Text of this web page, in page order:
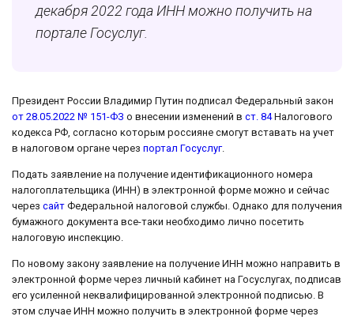
декабря 2022 года ИНН можно получить на
портале Госуслуг.
Президент России Владимир Путин подписал Федеральный закон
от 28.05.2022 № 151-ФЗ о внесении изменений в ст. 84Налогового
кодекса РФ, согласно которым россияне смогут вставать на учет
в налоговом органе через портал Госуслуг.
Подать заявление на получение идентификационного номера
налогоплательщика (ИНН) в электронной форме можно и сейчас
через сайт Федеральной налоговой службы. Однако для получения
бумажного документа все-таки необходимо лично посетить
налоговую инспекцию.
По новому закону заявление на получение ИНН можно направить в
электронной форме через личный кабинет на Госуслугах, подписав
его усиленной неквалифицированной электронной подписью. В
этом случае ИНН можно получить в электронной форме через